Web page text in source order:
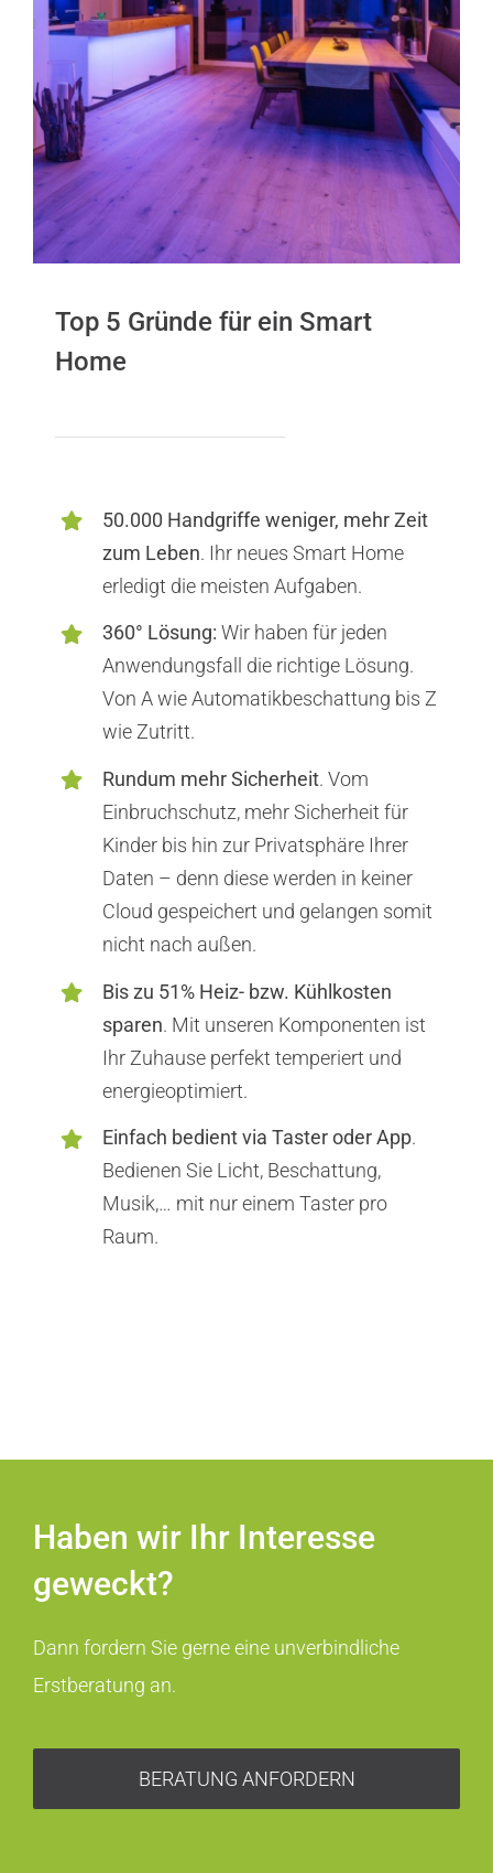
Top 5 Gründe für ein Smart
Home
50.000 Handgriffe weniger, mehr Zeit
zum Leben. Ihr neues Smart Home
erledigt die meisten Aufgaben.
360° Lösung: Wir haben für jeden
Anwendungsfall die richtige Lösung.
Von A wie Automatikbeschattung bis Z
wie Zutritt.
Rundum mehr Sicherheit. Vom
Einbruchschutz, mehr Sicherheit für
Kinder bis hin zur Privatsphäre Ihrer
Daten – denn diese werden in keiner
Cloud gespeichert und gelangen somit
nicht nach außen.
Bis zu 51% Heiz- bzw. Kühlkosten
sparen. Mit unseren Komponenten ist
Ihr Zuhause perfekt temperiert und
energieoptimiert.
Einfach bedient via Taster oder App.
Bedienen Sie Licht, Beschattung,
Musik,… mit nur einem Taster pro
Raum.
Haben wir Ihr Interesse
geweckt?
Dann fordern Sie gerne eine unverbindliche
Erstberatung an.
BERATUNG ANFORDERN